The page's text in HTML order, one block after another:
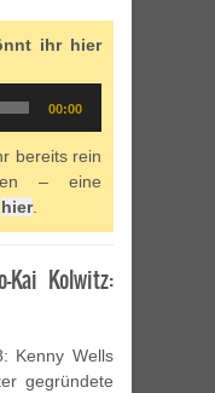
ihr hier
00:00
bereits rein
– eine
hier.
Kolwitz:
Kenny Wells
gegründete